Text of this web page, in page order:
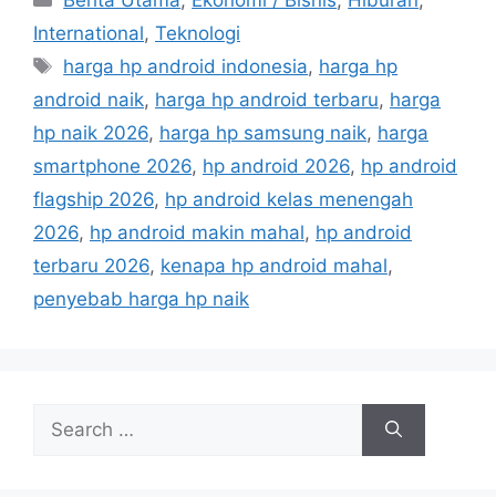
a
e
g
o
r
i
e
s
International, Teknologi
T
a
s
harga hp android indonesia, harga hp
android naik, harga hp android terbaru, harga
hp naik 2026, harga hp samsung naik, harga
smartphone 2026, hp android 2026, hp android
flagship 2026, hp android kelas menengah
2026, hp android makin mahal, hp android
terbaru 2026, kenapa hp android mahal,
penyebab harga hp naik